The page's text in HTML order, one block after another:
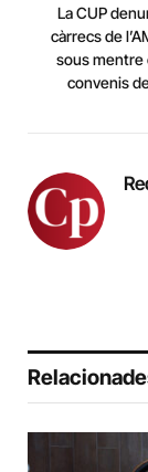
La CUP
càrrecs de
sous mentre
convenis